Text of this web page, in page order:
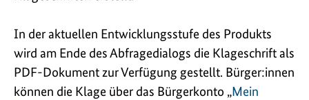
In der aktuellen Entwicklungsstufe des Produkts
wird am Ende des Abfragedialogs die Klageschrift als
PDF-Dokument zur Verfügung gestellt. Bürger:innen
können die Klage über das Bürgerkonto „Mein